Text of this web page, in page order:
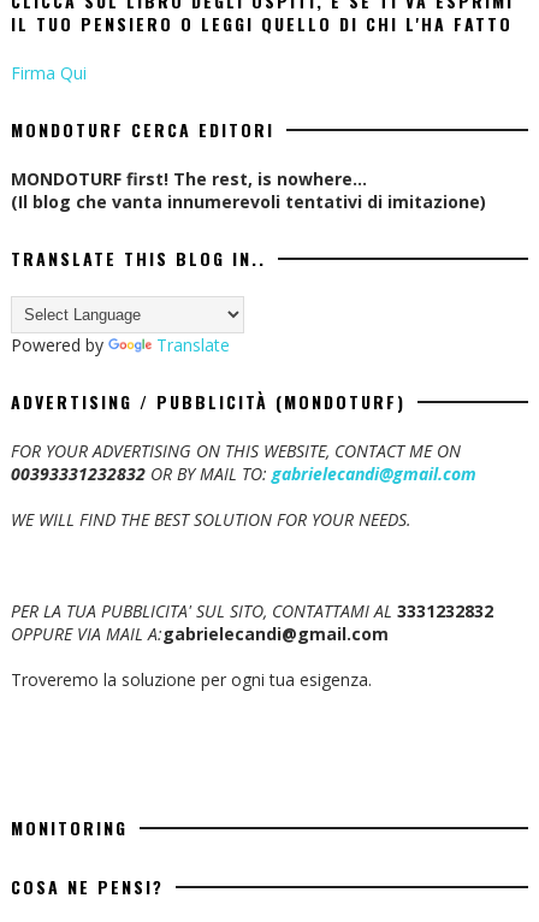
IL TUO PENSIERO O LEGGI QUELLO DI CHI L'HA FATTO
Firma Qui
MONDOTURF CERCA EDITORI
MONDOTURF first! The rest, is nowhere...
(Il blog che vanta innumerevoli tentativi di imitazione)
TRANSLATE THIS BLOG IN..
Powered by Translate
ADVERTISING / PUBBLICITÀ (MONDOTURF)
FOR YOUR ADVERTISING ON THIS WEBSITE, CONTACT ME ON
00393331232832OR BY MAIL TO: gabrielecandi@gmail.com
WE WILL FIND THE BEST SOLUTION FOR YOUR NEEDS.
PER LA TUA PUBBLICITA' SUL SITO, CONTATTAMI AL 3331232832
OPPURE VIA MAIL A:gabrielecandi@gmail.com
Troveremo la soluzione per ogni tua esigenza.
MONITORING
COSA NE PENSI?